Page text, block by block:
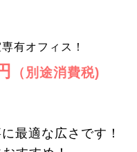
有オフィス！
（別途消費税)
最適な広さです！